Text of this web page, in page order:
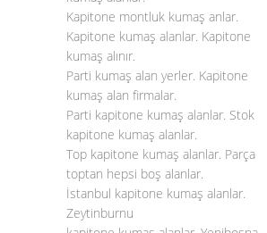
Kapitone montluk kumaş anlar.
Kapitone kumaş alanlar. Kapitone
kumaş alınır.
Parti kumaş alan yerler. Kapitone
kumaş alan firmalar.
Parti kapitone kumaş alanlar. Stok
kapitone kumaş alanlar.
Top kapitone kumaş alanlar. Parça
toptan hepsi boş alanlar.
İstanbul kapitone kumaş alanlar.
Zeytinburnu